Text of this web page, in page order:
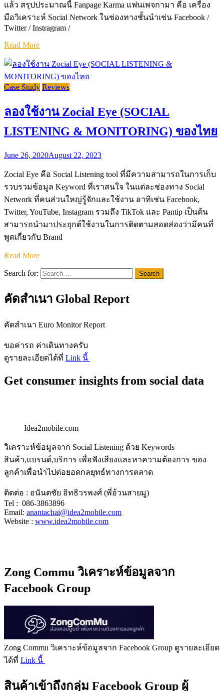
แล้ว สรุปประมาณนี้ Fanpage Karma แฟนเพจกามา คือ เครื่อง
มือวิเคราะห์ Social Network ในช่องทางชั้นนำเช่น Facebook /
Twitter / Instragram /
Read More
Case Study Reviews
ลองใช้งาน Zocial Eye (SOCIAL
LISTENING & MONITORING) ของไทย
June 26, 2020August 22, 2023
Zocial Eye คือ Social Listening tool ที่มีความสามารถในการเก็บ
รวบรวมข้อมูล Keyword ที่เราสนใจ ในแต่ละช่องทาง Social
Network ที่คนส่วนใหญ่รู้จักและใช้งาน อาทิเช่น Facebook,
Twitter, YouTube, Instagram รวมถึง TikTok และ Pantip เป็นต้น
สามารถนำมาประยุกต์ใช้งานในการติดตามสอดส่องว่ามีคนที่
พูดเกี่ยวกับ Brand
Read More
Search for:
คัดสำเนา Global Report
คัดสำเนา Euro Monitor Report
ขอค่ารถ ค่าเดินทางครับ
ดูรายละเอียดได้ที่ Link นี้
Get consumer insights from social data
Idea2mobile.com
วิเคราะห์ข้อมูลจาก Social Listening ด้วย Keywords
สินค้า,แบรนด์,บริการ เพื่อฟังเสียงและหาความต้องการ ของ
ลูกค้าเพื่อนำไปต่อยอดกลยุทธ์ทางการตลาด
ติดต่อ : อนันตชัย อิทธิวรพงศ์ (พี่อ้วนสายมู)
Tel : 086-3863896
Email: anantachai@idea2mobile.com
Website : www.idea2mobile.com
Zong Commu วิเคราะห์ข้อมูลจาก
Facebook Group
Zong Commu วิเคราะห์ข้อมูลจาก Facebook Group ดูรายละเอียด
ได้ที่ Link นี้
สินค้าเข้าถึงกลุ่ม Facebook Group ผู้